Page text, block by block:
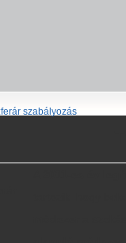
szabályozás